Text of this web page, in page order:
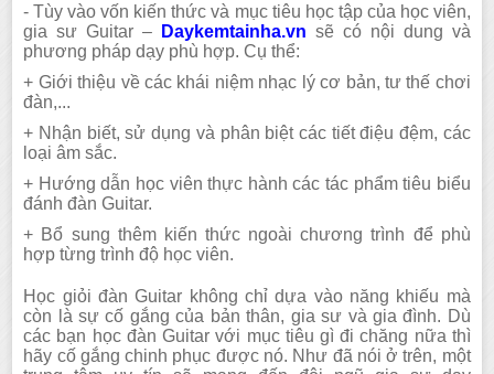
-Tùy vào vốn kiến thức và mục tiêu học tập của học viên,
gia sưGuitar – Daykemtainha.vn sẽ có nội dung và
phương pháp dạy phù hợp. Cụ thể:
+ Giới thiệu về các khái niệm nhạc lý cơ bản, tư thế chơi
đàn,...
+ Nhận biết, sử dụng và phân biệt các tiết điệu đệm, các
loại âm sắc.
+ Hướng dẫn học viên thực hành các tác phẩm tiêu biểu
đánh đànGuitar.
+ Bổ sung thêm kiến thức ngoài chương trình để phù
hợp từng trình độ học viên.
Học giỏi đànGuitar không chỉ dựa vào năng khiếu mà
còn là sự cố gắng của bản thân, gia sư và gia đình. Dù
các bạn học đànGuitar với mục tiêu gì đi chăng nữa thì
hãy cố gắng chinh phục được nó. Như đã nói ở trên, một